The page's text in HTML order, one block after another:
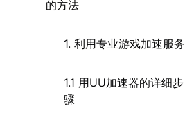
的方法
1. 利用专业游戏加速服务
1.1 用UU加速器的详细步
骤